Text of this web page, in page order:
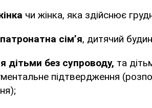
чи жінка, яка здійснює
патронатна сімʼя, дитячий
дітьми без супроводу, та
підтвердження